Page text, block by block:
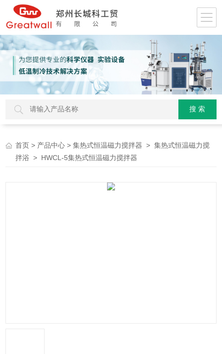
首页 > 产品中心 >集热式恒温磁力搅拌器 >集热式恒温磁力搅
拌浴 > HWCL-5集热式恒温磁力搅拌器